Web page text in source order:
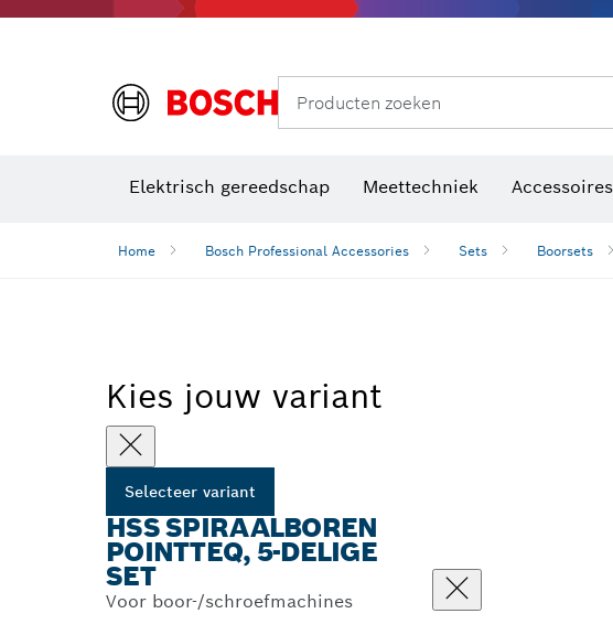
Producten zoeken
Elektrisch gereedschap Meettechniek Accessoires
Home Bosch Professional Accessories Sets Boorsets
Kies jouw variant
Selecteer variant
HSS SPIRAALBOREN
POINTTEQ, 5-DELIGE
SET
Voor boor-/schroefmachines